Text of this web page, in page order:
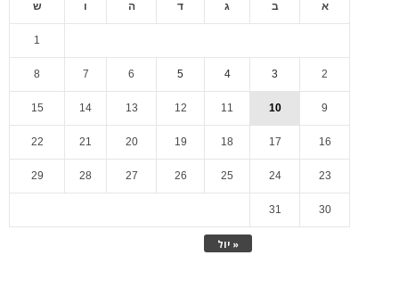
א ב ג ד ה ו ש
« יול
1
2
3
4
5
6
7
8
9
10
11
12
13
14
15
16
17
18
19
20
21
22
23
24
25
26
27
28
29
30
31